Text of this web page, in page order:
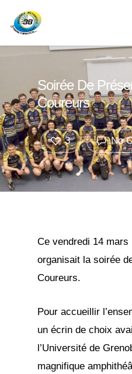
Soirée De
Coureurs
No
3
Ce vendredi 14 mars
organisait la soirée
Coureurs.
Pour accueillir
un écrin de choix
l’Université de
magnifique